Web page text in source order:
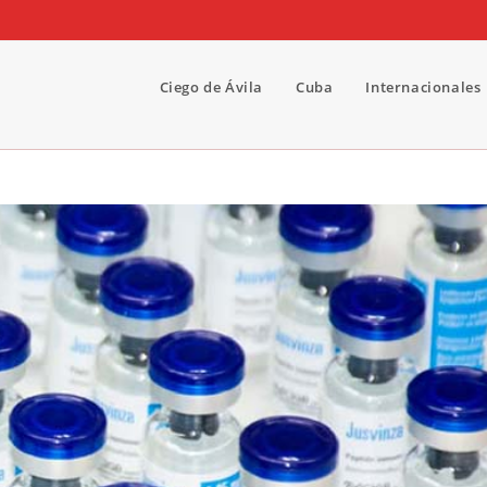
Ciego de Ávila Cuba Internacionales